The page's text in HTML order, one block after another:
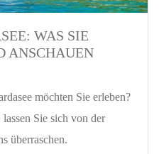
WAS SIE
ANSCHAUEN
möchten Sie erleben?
Sie sich von der
überraschen.